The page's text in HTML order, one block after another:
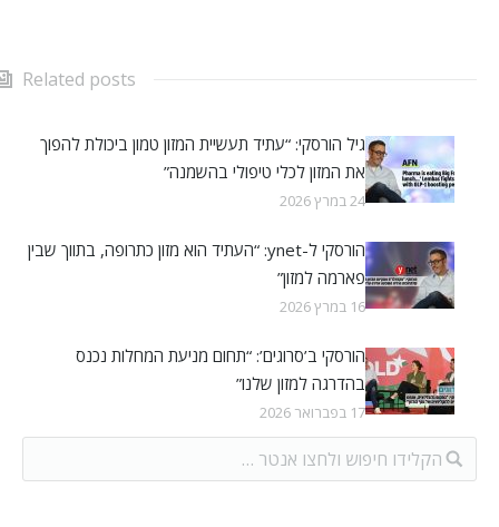
Related posts
גיל הורסקי: “עתיד תעשיית המזון טמון ביכולת להפוך
את המזון לכלי טיפולי בהשמנה”
24 במרץ 2026
הורסקי ל-ynet: “העתיד הוא מזון כתרופה, בתווך שבין
פארמה למזון”
16 במרץ 2026
הורסקי ב’סרוגים’: “תחום מניעת המחלות נכנס
בהדרגה למזון שלנו”
17 בפברואר 2026